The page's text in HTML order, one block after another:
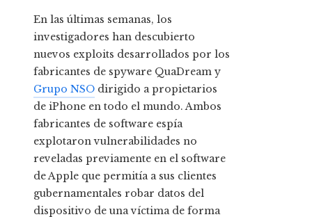
En las últimas semanas, los
investigadores han descubierto
nuevos exploits desarrollados por los
fabricantes de spyware QuaDream y
Grupo NSO dirigido a propietarios
de iPhone en todo el mundo. Ambos
fabricantes de software espía
explotaron vulnerabilidades no
reveladas previamente en el software
de Apple que permitía a sus clientes
gubernamentales robar datos del
dispositivo de una víctima de forma